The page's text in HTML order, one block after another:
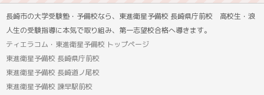
長崎市の大学受験塾・予備校なら、東進衛星予備校 長崎県庁前校 高校生・浪
人生の受験指導に本気で取り組み、第一志望校合格へ導きます。
ティエラコム・東進衛星予備校 トップページ
東進衛星予備校 長崎県庁前校
東進衛星予備校 長崎道ノ尾校
東進衛星予備校 諫早駅前校